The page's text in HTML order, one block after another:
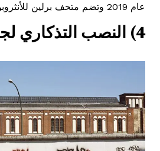
عام 2019 وتضم متحف برلين للأنثروبولوجيا ومتحف آسيا.
4) النصب التذكاري لجدار برلين